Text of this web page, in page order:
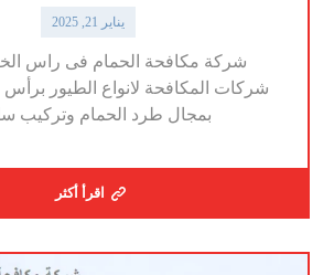
يناير 21, 2025
شركة مكافحة الحمام فى راس
بمجال طرد الحمام وتركيب
اقرأ أكثر